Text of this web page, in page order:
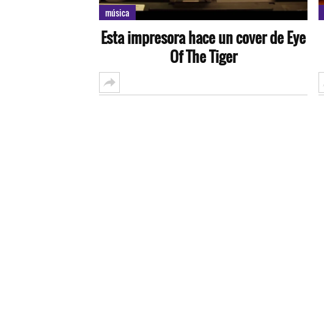
música
Esta impresora hace un cover de Eye
Of The Tiger